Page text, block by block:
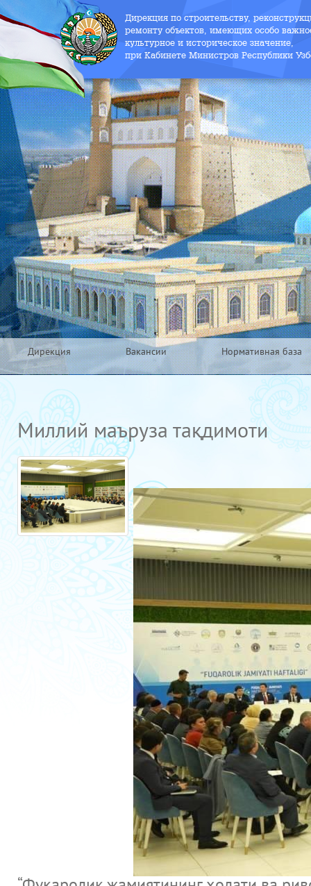
Дирекция по строительству,
ремонту объектов, имеющих особо
культурное и историческое значение,
при Кабинете Министров Республики
Дирекция Вакансии Нормативная база
Миллий маъруза тақдимоти